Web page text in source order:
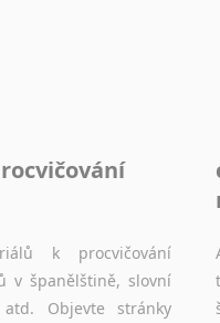
k procvičování
v španělštině, slovní
Objevte stránky